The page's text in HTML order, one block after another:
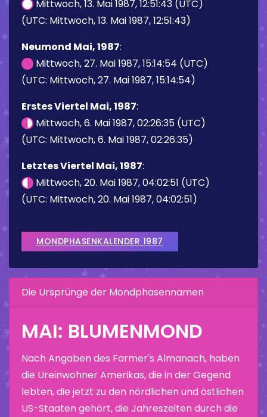
Mittwoch, 13. Mai 1987, 12:51:43 (UTC)
(UTC: Mittwoch, 13. Mai 1987, 12:51:43)
Neumond Mai, 1987:
Mittwoch, 27. Mai 1987, 15:14:54 (UTC)
(UTC: Mittwoch, 27. Mai 1987, 15:14:54)
Erstes Viertel Mai, 1987:
Mittwoch, 6. Mai 1987, 02:26:35 (UTC)
(UTC: Mittwoch, 6. Mai 1987, 02:26:35)
Letztes Viertel Mai, 1987:
Mittwoch, 20. Mai 1987, 04:02:51 (UTC)
(UTC: Mittwoch, 20. Mai 1987, 04:02:51)
MONDPHASENKALENDER 1987
Die Ursprünge der Mondphasennamen
MAI: BLUMENMOND
Nach Angaben des Farmer's Almanach, haben
die Ureinwohner Amerikas, die in der Gegend
lebten, die jetzt zu den nördlichen und östlichen
US-Staaten gehört, die Jahreszeiten durch die